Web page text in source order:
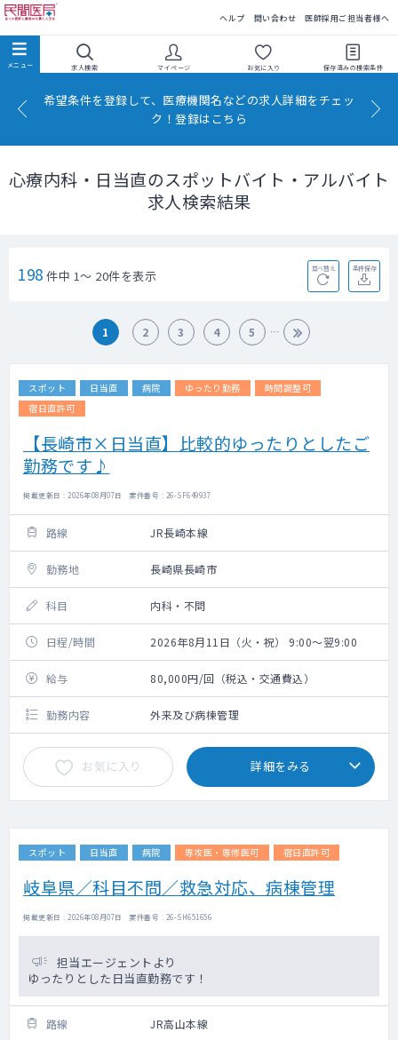
ヘルプ 問い合わせ 医師採用ご担当者様へ
求人検索 マイページ お気に入り 保存済みの検索条件
希望条件を登録して、医療機関名などの求人詳細をチェッ
ク！登録はこちら
心療内科・日当直のスポットバイト・アルバイト
求人検索結果
198 件中 1～ 20件を表示 並べ替え 条件保存
1 2 3 4 5
スポット 日当直 病院 ゆったり勤務
時間調整可
宿日直許可
【長崎市×日当直】比較的ゆったりとしたご
勤務です♪
掲載更新日 : 2026年08月07日 案件番号 : 26-SF649937
路線 JR長崎本線
勤務地 長崎県長崎市
科目 内科・不問
日程/時間 2026年8月11日（火・祝） 9:00～翌9:00
給与 80,000円/回（税込・交通費込）
勤務内容 外来及び病棟管理
お気に入り 詳細をみる
スポット 日当直 病院 専攻医・専修医可 宿日直許可
岐阜県／科目不問／救急対応、病棟管理
掲載更新日 : 2026年08月07日 案件番号 : 26-SH651656
担当エージェントより
ゆったりとした日当直勤務です！
路線 JR高山本線